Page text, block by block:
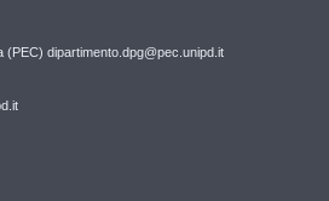
(PEC) dipartimento.dpg@pec.unipd.it